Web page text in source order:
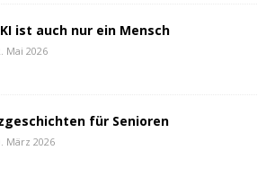
ist auch nur ein Mensch
Mai 2026
für Senioren
März 2026